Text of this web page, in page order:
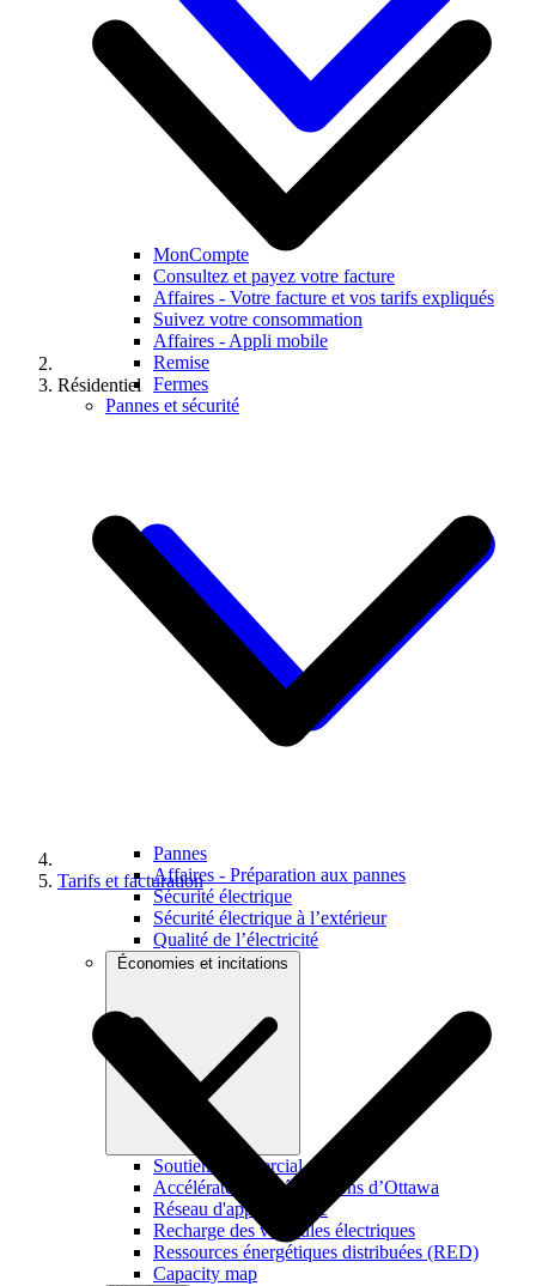
MonCompte
Consultez et payez votre facture
Affaires - Votre facture et vos tarifs expliqués
Suivez votre consommation
Affaires - Appli mobile
Remise
Fermes
Pannes et sécurité
Pannes
Affaires - Préparation aux pannes
Sécurité électrique
Sécurité électrique à l’extérieur
Qualité de l’électricité
Économies et incitations
Soutien commercial
Accélérateur de rénovations d’Ottawa
Réseau d'apprentissage
Recharge des véhicules électriques
Ressources énergétiques distribuées (RED)
Capacity map
Résidentiel
Tarifs et facturation